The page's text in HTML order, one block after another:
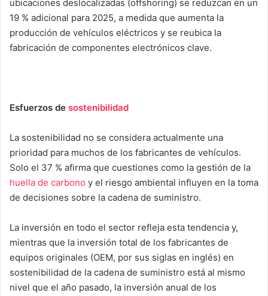
ubicaciones deslocalizadas (offshoring) se reduzcan en un
19 % adicional para 2025, a medida que aumenta la
producción de vehículos eléctricos y se reubica la
fabricación de componentes electrónicos clave.
Esfuerzos de sostenibilidad
La sostenibilidad no se considera actualmente una
prioridad para muchos de los fabricantes de vehículos.
Solo el 37 % afirma que cuestiones como la gestión de la
huella de carbono y el riesgo ambiental influyen en la toma
de decisiones sobre la cadena de suministro.
La inversión en todo el sector refleja esta tendencia y,
mientras que la inversión total de los fabricantes de
equipos originales (OEM, por sus siglas en inglés) en
sostenibilidad de la cadena de suministro está al mismo
nivel que el año pasado, la inversión anual de los